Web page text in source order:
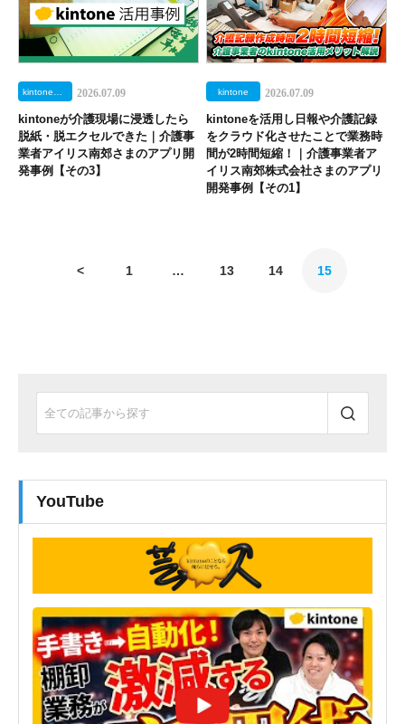
2026.07.09
kintoneが介護現場に浸透したら
脱紙・脱エクセルできた｜介護事
業者アイリス南郊さまのアプリ開
発事例【その3】
kintone 2026.07.09
kintoneを活用し日報や介護記録
をクラウド化させたことで業務時
間が2時間短縮！｜介護事業者ア
イリス南郊株式会社さまのアプリ
開発事例【その1】
< 1 … 13 14 15
YouTube